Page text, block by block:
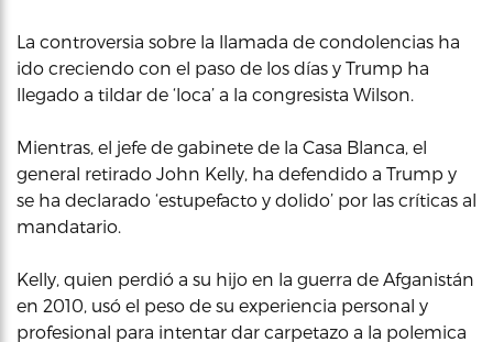
La controversia sobre la llamada de condolencias ha
ido creciendo con el paso de los días y Trump ha
llegado a tildar de ‘loca’ a la congresista Wilson.
Mientras, el jefe de gabinete de la Casa Blanca, el
general retirado John Kelly, ha defendido a Trump y
se ha declarado ‘estupefacto y dolido’ por las críticas al
mandatario.
Kelly, quien perdió a su hijo en la guerra de Afganistán
en 2010, usó el peso de su experiencia personal y
profesional para intentar dar carpetazo a la polemica